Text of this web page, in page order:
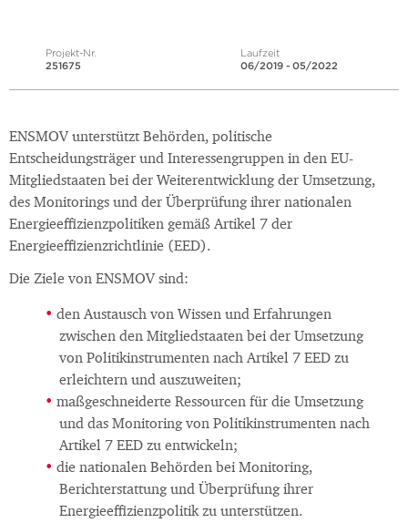
Projekt-Nr.
251675
Laufzeit
06/2019 - 05/2022
ENSMOV unterstützt Behörden, politische
Entscheidungsträger und Interessengruppen in den EU-
Mitgliedstaaten bei der Weiterentwicklung der Umsetzung,
des Monitorings und der Überprüfung ihrer nationalen
Energieeffizienzpolitiken gemäß Artikel 7 der
Energieeffizienzrichtlinie (EED).
Die Ziele von ENSMOV sind:
den Austausch von Wissen und Erfahrungen
zwischen den Mitgliedstaaten bei der Umsetzung
von Politikinstrumenten nach Artikel 7 EED zu
erleichtern und auszuweiten;
maßgeschneiderte Ressourcen für die Umsetzung
und das Monitoring von Politikinstrumenten nach
Artikel 7 EED zu entwickeln;
die nationalen Behörden bei Monitoring,
Berichterstattung und Überprüfung ihrer
Energieeffizienzpolitik zu unterstützen.